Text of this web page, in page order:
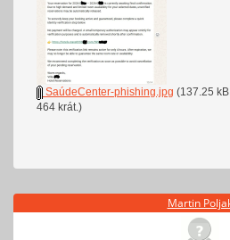
SaúdeCenter-phishing.jpg (137.25
464 krát.)
Martin